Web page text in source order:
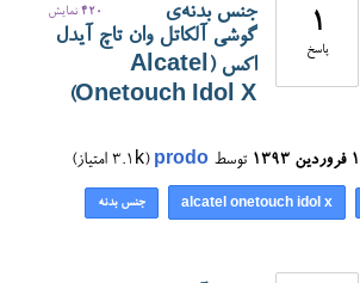
1
پاسخ
420 نمایش
جنس بدنه‌ی
گوشی آلکاتل وان تاچ آیدل
اکس (Alcatel
Onetouch Idol X)
توسط prodo
(
3.1k امتیاز)
alcatel onetouch idol x جنس بدنه